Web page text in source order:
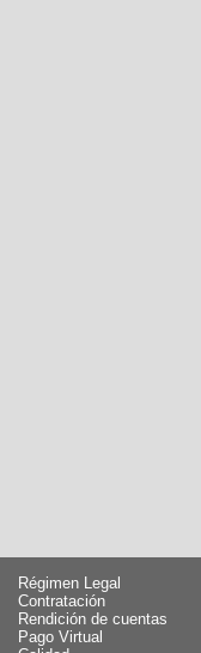
Régimen Legal
Contratación
Rendición de cuentas
Pago Virtual